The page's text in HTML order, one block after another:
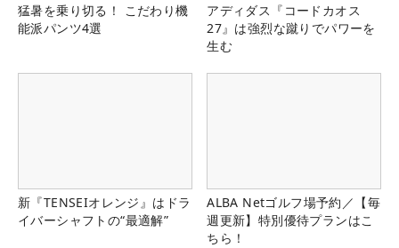
猛暑を乗り切る！ こだわり機
能派パンツ4選
アディダス『コードカオス
27』は強烈な蹴りでパワーを
生む
新『TENSEIオレンジ』はドラ
イバーシャフトの“最適解”
ALBA Netゴルフ場予約／【毎
週更新】特別優待プランはこ
ちら！